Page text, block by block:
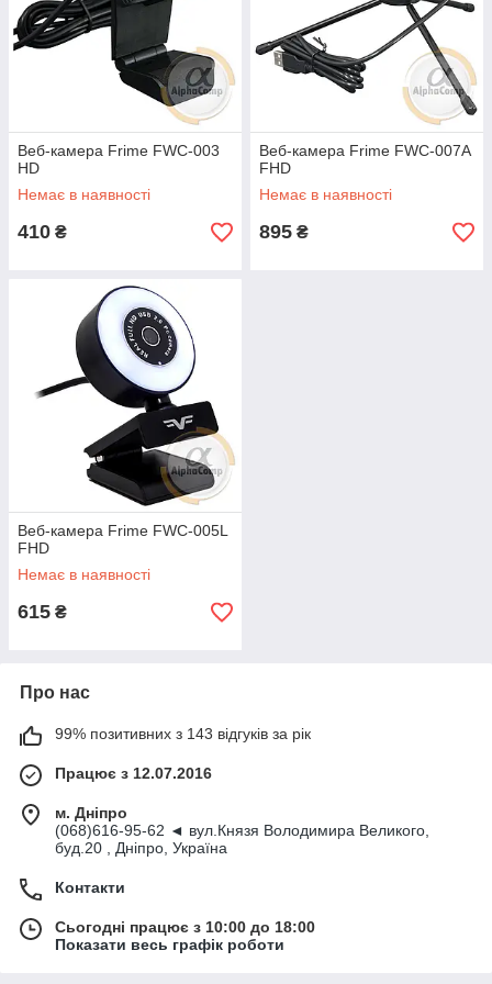
Веб-камера Frime FWC-003
HD
Немає в наявності
410 ₴
Веб-камера Frime FWC-007A
FHD
Немає в наявності
895 ₴
Веб-камера Frime FWC-005L
FHD
Немає в наявності
615 ₴
Про нас
99% позитивних з 143 відгуків за рік
Працює з 12.07.2016
м. Дніпро
(068)616-95-62 ◄ вул.Князя Володимира Великого,
буд.20 , Дніпро, Україна
Контакти
Сьогодні працює з 10:00 до 18:00
Показати весь графік роботи